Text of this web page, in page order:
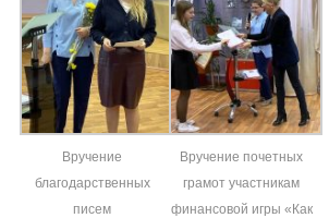
Вручение
благодарственных
писем
Вручение почетных
грамот участникам
финансовой игры «Как